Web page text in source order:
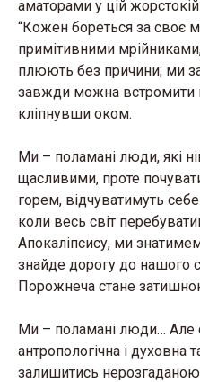
аматорами у цій
“Кожен бореться за своє
примітивними
плюють без причини; ми
завжди можна встромити
кліпнувши оком.
Ми – поламані люди, які
щасливими, проте
горем, відчуватимуть
коли весь світ
Апокаліпсису, ми
знайде дорогу до нашого
Порожнеча стане
Ми – поламані люди… Але
антропологічна і духовна
залишитись